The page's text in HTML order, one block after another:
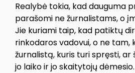
Realybė tokia, kad dauguma
parašomi ne žurnalistams, o
Jie kuriami taip, kad patiktų
rinkodaros vadovui, o ne tam,
žurnalistą, kuris turi spręsti,
jo laiko ir jo skaitytojų